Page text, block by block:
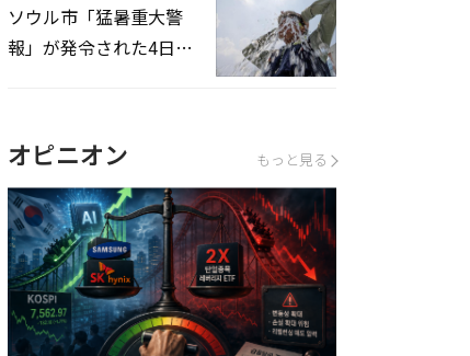
ソウル市「猛暑重大警
報」が発令された4日、
オピニオン もっと見る